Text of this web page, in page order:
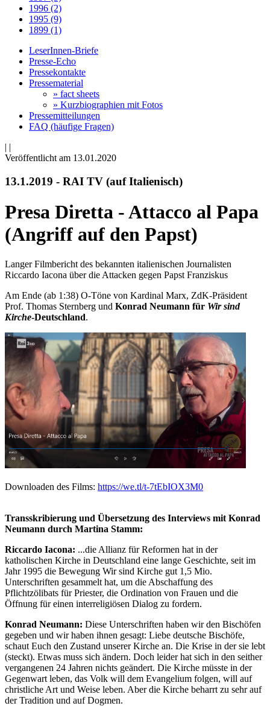
1996 (2)
1995 (9)
1899 (1)
LeserInnen-Briefe
Presse-Echo
Pressekontakte
Pressematerial
» fact sheets
» Kurzbiographien mit Fotos
Pressemitteilungen
FAQ (häufige Fragen)
| |
Veröffentlicht am 13­.01.2020
13.1.2019 - RAI TV (auf Italienisch)
Presa Diretta - Attacco al Papa
(Angriff auf den Papst)
Langer Filmbericht des bekannten italienischen Journalisten
Riccardo Iacona über die Attacken gegen Papst Franziskus
Am Ende (ab 1:38) O-Töne von Kardinal Marx, ZdK-Präsident
Prof. Thomas Sternberg und Konrad Neumann für Wir sind
Kirche-Deutschland.
Downloaden des Films: https://we.tl/t-7tEbIOX3M0
Transskribierung und Übersetzung des Interviews mit Konrad
Neumann durch Martina Stamm:
Riccardo Iacona: ...die Allianz für Reformen hat in der
katholischen Kirche in Deutschland eine lange Geschichte, seit im
Jahr 1995 die Bewegung Wir sind Kirche gut 1,5 Mio.
Unterschriften gesammelt hat, um die Abschaffung des
Pflichtzölibats für Priester, die Ordination von Frauen und die
Öffnung für einen interreligiösen Dialog zu fordern.
Konrad Neumann: Diese Unterschriften haben wir den Bischöfen
gegeben und wir haben ihnen gesagt: Liebe deutsche Bischöfe,
schaut Euch den Zustand unserer Kirche an. Die Krise in der sie lebt
(steckt). Etwas muss sich ändern. Doch leider hat sich in den seither
vergangenen 24 Jahren nichts geändert. Die Kirche müsste in der
Gegenwart leben, das Volk will dem Evangelium folgen, will auf
christliche Art und Weise leben. Aber die Kirche beharrt zu sehr auf
der Tradition und auf Dogmen.